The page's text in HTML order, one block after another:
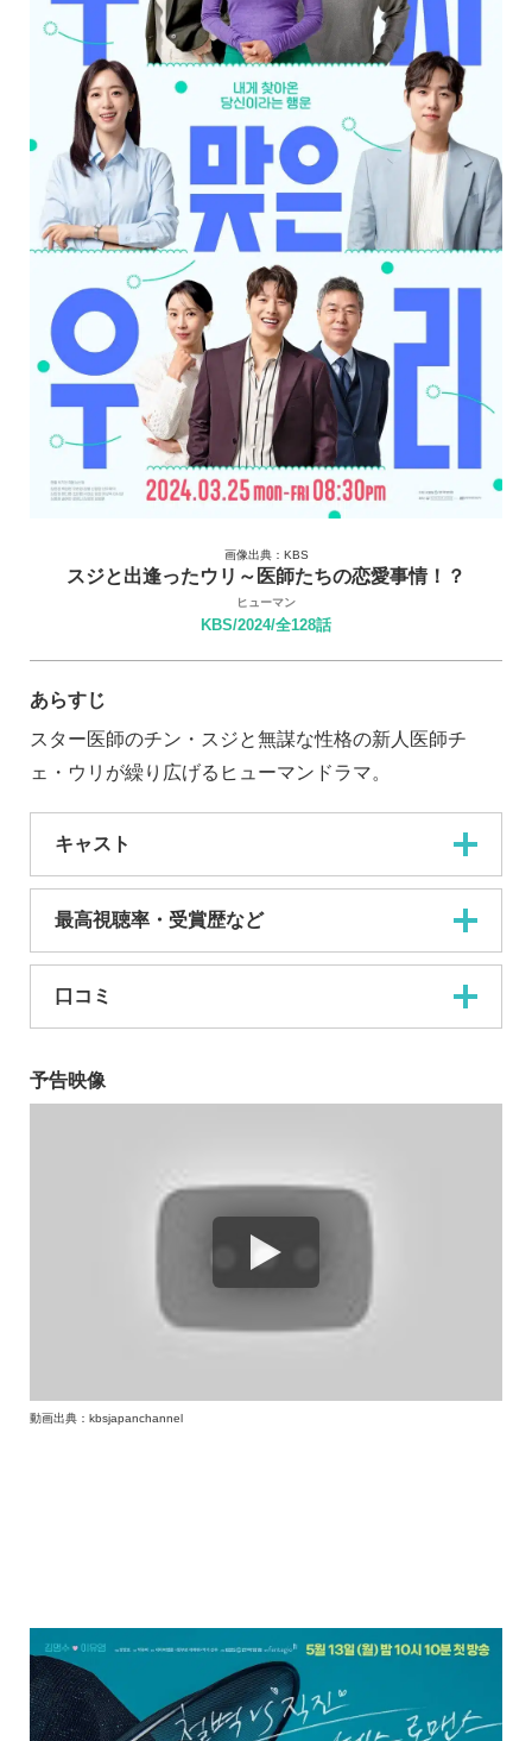
画像出典：KBS
スジと出逢ったウリ～医師たちの恋愛事情！？
ヒューマン
KBS/2024/全128話
あらすじ
スター医師のチン・スジと無謀な性格の新人医師チ
ェ・ウリが繰り広げるヒューマンドラマ。
キャスト
最高視聴率・受賞歴など
口コミ
予告映像
動画出典：kbsjapanchannel